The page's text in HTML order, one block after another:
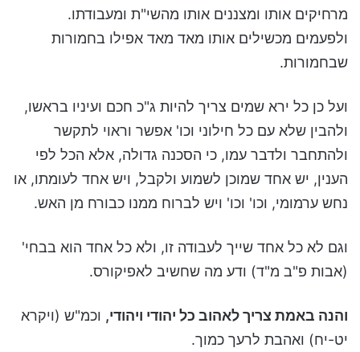
מרחיקים אותו ומצננים אותו מהשי"ת ומעבודתו.
ולפעמים מכשילים אותו מאד מאד אפילו בחמורות
שבחמורות.
ועל כן כל ירא שמים צריך להיות ג"כ חכם ועיניו בראשו,
ולהבין שלא עם כל חילוני וכו' אפשר וראוי לתקשר
ולהתחבר ולדבר עמו, כי הסכנה גדולה, אלא הכל לפי
הענין, יש אחד שמוכן לשמוע ולקבל, ויש אחד לעומתו, או
נחש ערמומי, וכו' וכו' ויש לברוח ממנו כבורח מן האש.
וגם לא כל אחד שייך לעבודה זו, ולא כל אחד הוא בבחי'
(אבות פ"ב מ"ד) ודע מה שחשיב לאפיקורס.
והנה באמת צריך לאהוב כל יהודי ויהודי, וכמ"ש (ויקרא
יט-יח) ואהבת לרעך כמוך.